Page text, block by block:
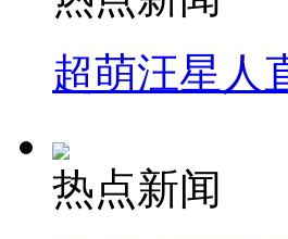
超萌汪星人
热点新闻